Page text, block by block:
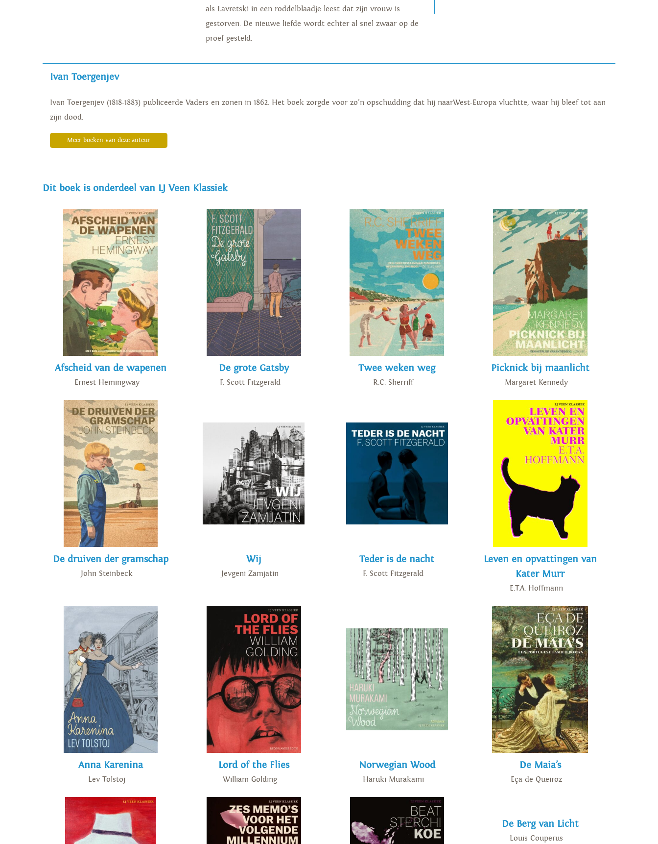
als Lavretski in een roddelblaadje leest dat zijn vrouw is
gestorven. De nieuwe liefde wordt echter al snel zwaar op de
proef gesteld.
Ivan Toergenjev
Ivan Toergenjev (1818-1883) publiceerde Vaders en zonen in 1862. Het boek zorgde voor zo’n opschudding dat hij naarWest-Europa vluchtte, waar hij bleef tot aan
zijn dood.
Meer boeken van deze auteur
Dit boek is onderdeel van LJ Veen Klassiek
Afscheid van de wapenen
Ernest Hemingway
De grote Gatsby
F. Scott Fitzgerald
Twee weken weg
R.C. Sherriff
Picknick bij maanlicht
Margaret Kennedy
De druiven der gramschap
John Steinbeck
Wij
Jevgeni Zamjatin
Teder is de nacht
F. Scott Fitzgerald
Leven en opvattingen van
Kater Murr
E.T.A. Hoffmann
Anna Karenina
Lev Tolstoj
Lord of the Flies
William Golding
Norwegian Wood
Haruki Murakami
De Maia’s
Eça de Queiroz
De Berg van Licht
Louis Couperus